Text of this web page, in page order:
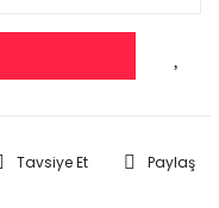
Tavsiye Et Paylaş